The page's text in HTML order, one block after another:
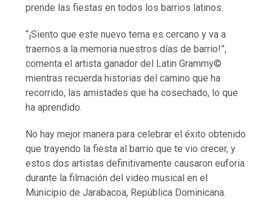
prende las fiestas en todos los barrios latinos.
“¡Siento que este nuevo tema es cercano y va a
traernos a la memoria nuestros días de barrio!”,
comenta el artista ganador del Latin Grammy©
mientras recuerda historias del camino que ha
recorrido, las amistades que ha cosechado, lo que
ha aprendido.
No hay mejor manera para celebrar el éxito obtenido
que trayendo la fiesta al barrio que te vio crecer, y
estos dos artistas definitivamente causaron euforia
durante la filmación del video musical en el
Municipio de Jarabacoa, República Dominicana.